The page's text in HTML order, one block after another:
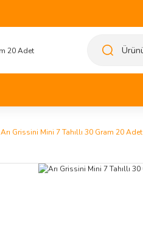
Arı Grissini Mini 7 Tahıllı 30 Gram 20 Adet